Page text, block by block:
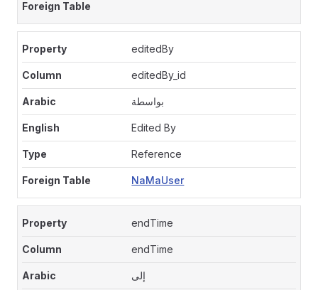
editedBy
editedBy_id
بواسطة
Edited By
Reference
NaMaUser
endTime
endTime
إلى